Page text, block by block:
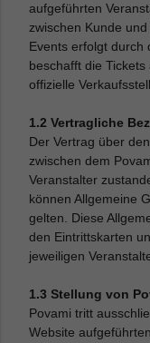
aufgeführten
zwischen Kunde
Events erfolgt durch
beschafft die
offizielle
1.2 Vertragliche
Der Vertrag über
zwischen dem
Veranstalter
können Allgemeine
gelten. Diese
den Eintrittskarten
jeweiligen
1.3 Stellung von
Povami tritt
Website